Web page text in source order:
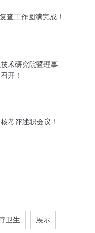
查工作圆满完成！
术研究院暨理事
开！
考评述职会议！
卫生 展示